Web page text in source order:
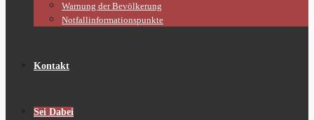
Warnung der Bevölkerung
Notfallinformationspunkte
Kontakt
Sei Dabei